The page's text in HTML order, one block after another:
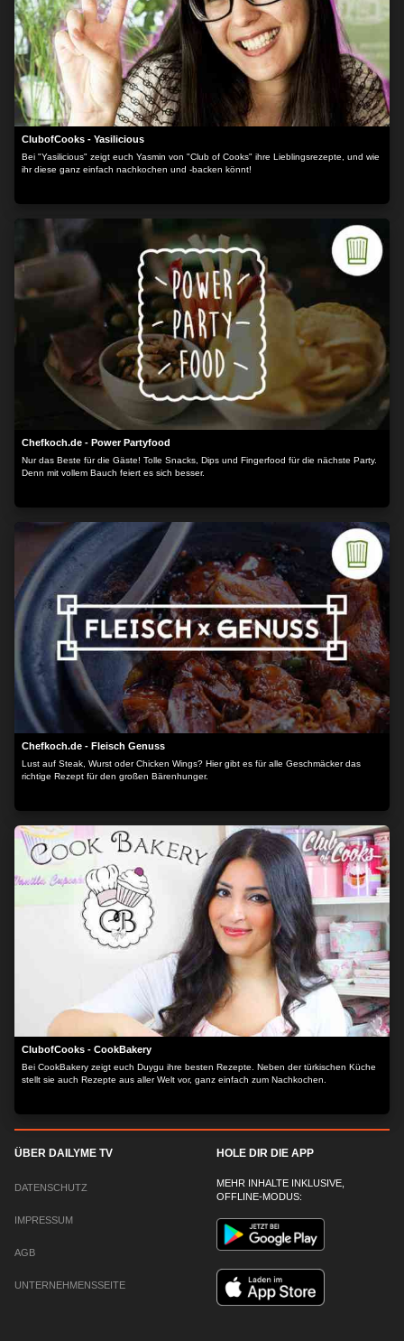
ClubofCooks - Yasilicious
Bei "Yasilicious" zeigt euch Yasmin von "Club of Cooks" ihre Lieblingsrezepte, und wie
ihr diese ganz einfach nachkochen und -backen könnt!
Chefkoch.de - Power Partyfood
Nur das Beste für die Gäste! Tolle Snacks, Dips und Fingerfood für die nächste Party.
Denn mit vollem Bauch feiert es sich besser.
Chefkoch.de - Fleisch Genuss
Lust auf Steak, Wurst oder Chicken Wings? Hier gibt es für alle Geschmäcker das
richtige Rezept für den großen Bärenhunger.
ClubofCooks - CookBakery
Bei CookBakery zeigt euch Duygu ihre besten Rezepte. Neben der türkischen Küche
stellt sie auch Rezepte aus aller Welt vor, ganz einfach zum Nachkochen.
ÜBER DAILYME TV
DATENSCHUTZ
IMPRESSUM
AGB
UNTERNEHMENSSEITE
HOLE DIR DIE APP
MEHR INHALTE INKLUSIVE,
OFFLINE-MODUS: